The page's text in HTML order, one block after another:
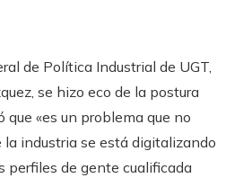
de Política Industrial de UGT,
se hizo eco de la postura
que «es un problema que no
la industria se está digitalizando
perfiles de gente cualificada